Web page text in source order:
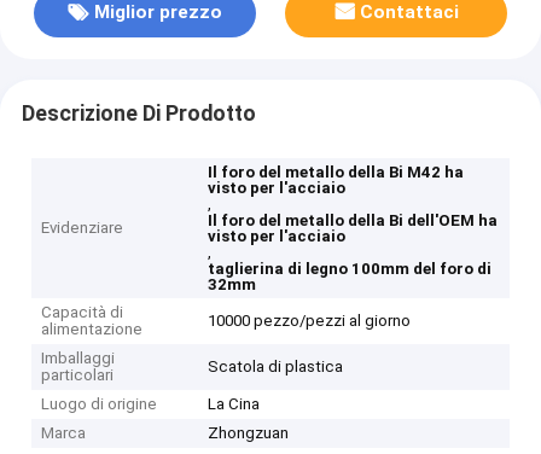
Miglior prezzo Contattaci
Descrizione Di Prodotto
Evidenziare
Il foro del metallo della Bi M42 ha
visto per l'acciaio
,
Il foro del metallo della Bi dell'OEM ha
visto per l'acciaio
,
taglierina di legno 100mm del foro di
32mm
Capacità di
alimentazione
10000 pezzo/pezzi al giorno
Imballaggi
particolari
Scatola di plastica
Luogo di origine
La Cina
Marca
Zhongzuan